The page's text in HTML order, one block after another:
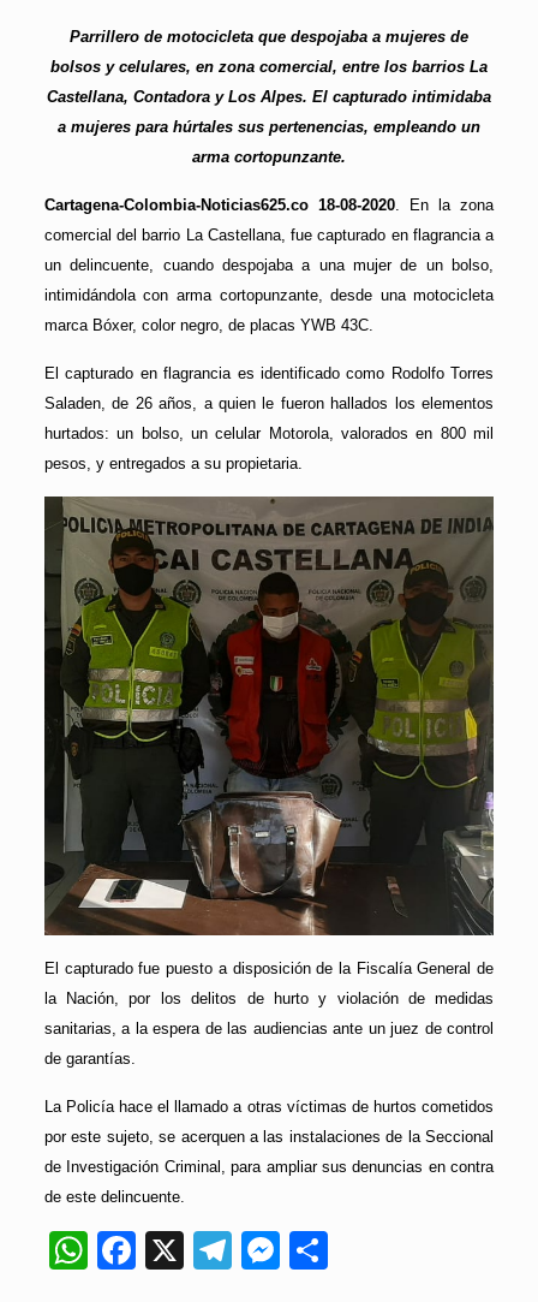
Parrillero de motocicleta que despojaba a mujeres de
bolsos y celulares, en zona comercial, entre los barrios La
Castellana, Contadora y Los Alpes. El capturado intimidaba
a mujeres para húrtales sus pertenencias, empleando un
arma cortopunzante.
Cartagena-Colombia-Noticias625.co 18-08-2020. En la zona
comercial del barrio La Castellana, fue capturado en flagrancia a
un delincuente, cuando despojaba a una mujer de un bolso,
intimidándola con arma cortopunzante, desde una motocicleta
marca Bóxer, color negro, de placas YWB 43C.
El capturado en flagrancia es identificado como Rodolfo Torres
Saladen, de 26 años, a quien le fueron hallados los elementos
hurtados: un bolso, un celular Motorola, valorados en 800 mil
pesos, y entregados a su propietaria.
El capturado fue puesto a disposición de la Fiscalía General de
la Nación, por los delitos de hurto y violación de medidas
sanitarias, a la espera de las audiencias ante un juez de control
de garantías.
La Policía hace el llamado a otras víctimas de hurtos cometidos
por este sujeto, se acerquen a las instalaciones de la Seccional
de Investigación Criminal, para ampliar sus denuncias en contra
de este delincuente.
WhatsApp
Facebook
X Telegram
Messenger
Compartir